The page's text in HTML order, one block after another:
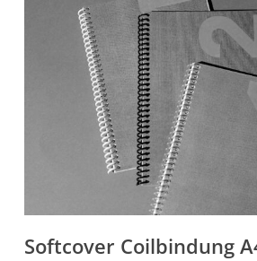
Softcover Coilbindung